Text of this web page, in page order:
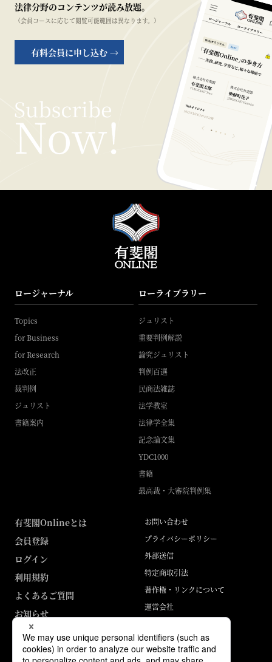
法律分野のコンテンツが読み放題。
（会員コースに応じて閲覧可能範囲は異なります。）
有料会員に申し込む →
ロージャーナル
Topics
for Business
for Research
法改正
裁判例
ジュリスト
書籍案内
ローライブラリー
ジュリスト
重要判例解説
論究ジュリスト
判例百選
民商法雑誌
法学教室
法律学全集
記念論文集
YDC1000
書籍
最高裁・大審院判例集
有斐閣Onlineとは
会員登録
ログイン
利用規約
よくあるご質問
お知らせ
お問い合わせ
プライバシーポリシー
外部送信
特定商取引法
著作権・リンクについて
運営会社